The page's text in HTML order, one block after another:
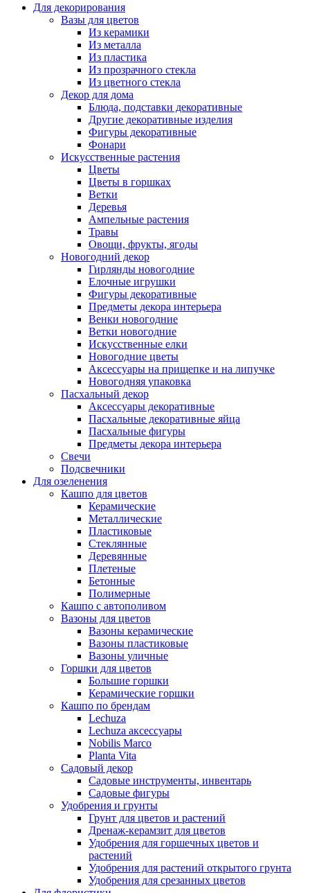
Для декорирования
Вазы для цветов
Из керамики
Из металла
Из пластика
Из прозрачного стекла
Из цветного стекла
Декор для дома
Блюда, подставки декоративные
Другие декоративные изделия
Фигуры декоративные
Фонари
Искусственные растения
Цветы
Цветы в горшках
Ветки
Деревья
Ампельные растения
Травы
Овощи, фрукты, ягоды
Новогодний декор
Гирлянды новогодние
Елочные игрушки
Фигуры декоративные
Предметы декора интерьера
Венки новогодние
Ветки новогодние
Искусственные елки
Новогодние цветы
Аксессуары на прищепке и на липучке
Новогодняя упаковка
Пасхальный декор
Аксессуары декоративные
Пасхальные декоративные яйца
Пасхальные фигуры
Предметы декора интерьера
Свечи
Подсвечники
Для озеленения
Кашпо для цветов
Керамические
Металлические
Пластиковые
Стеклянные
Деревянные
Плетеные
Бетонные
Полимерные
Кашпо с автополивом
Вазоны для цветов
Вазоны керамические
Вазоны пластиковые
Вазоны уличные
Горшки для цветов
Большие горшки
Керамические горшки
Кашпо по брендам
Lechuza
Lechuza аксессуары
Nobilis Marco
Planta Vita
Садовый декор
Садовые инструменты, инвентарь
Садовые фигуры
Удобрения и грунты
Грунт для цветов и растений
Дренаж-керамзит для цветов
Удобрения для горшечных цветов и
растений
Удобрения для растений открытого грунта
Удобрения для срезанных цветов